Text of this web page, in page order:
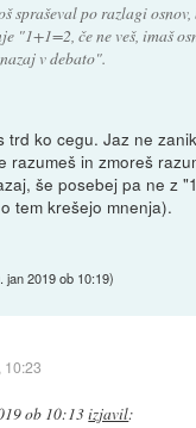
spraševal po razlagi osnov,
"1+1=2, če ne veš, imaš
v debato".
trd ko cegu. Jaz ne
razumeš in zmoreš
še posebej pa ne z
tem krešejo mnenja).
jan 2019 ob 10:19)
10:23
ob 10:13izjavil: